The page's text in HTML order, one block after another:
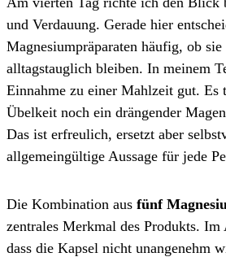
und Verdauung. Gerade hier
Magnesiumpräparaten häufig, ob sie
alltagstauglich bleiben. In meinem
Einnahme zu einer Mahlzeit gut. Es
Übelkeit noch ein drängender
Das ist erfreulich, ersetzt aber
allgemeingültige Aussage für jede
Die Kombination aus fünf
zentrales Merkmal des Produkts.
dass die Kapsel nicht unangenehm